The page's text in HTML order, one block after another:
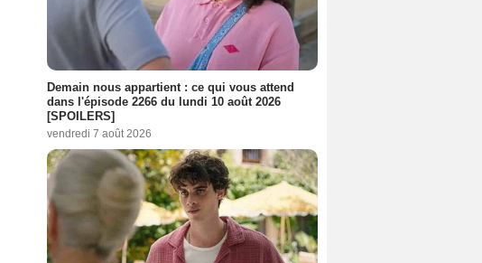
Demain nous appartient : ce qui vous attend
dans l'épisode 2266 du lundi 10 août 2026
[SPOILERS]
vendredi 7 août 2026